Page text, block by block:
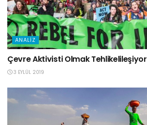
ANALIZ
Çevre Aktivisti Olmak Tehlikelileşiyor
3 EYLÜL 2019